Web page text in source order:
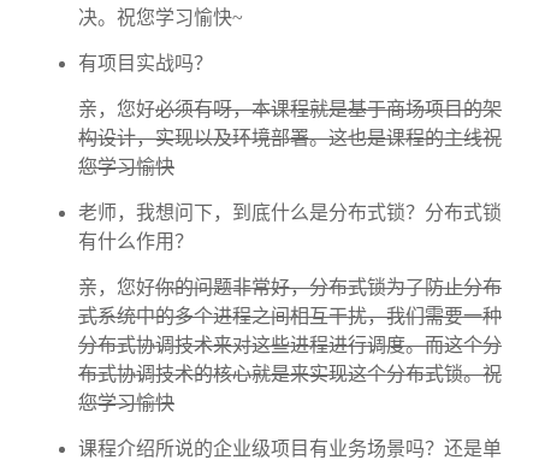
决。祝您学习愉快~
有项目实战吗？
亲，您好必须有呀，本课程就是基于商场项目的架
构设计，实现以及环境部署。这也是课程的主线祝
您学习愉快
老师，我想问下，到底什么是分布式锁？分布式锁
有什么作用？
亲，您好你的问题非常好，分布式锁为了防止分布
式系统中的多个进程之间相互干扰，我们需要一种
分布式协调技术来对这些进程进行调度。而这个分
布式协调技术的核心就是来实现这个分布式锁。祝
您学习愉快
课程介绍所说的企业级项目有业务场景吗？还是单